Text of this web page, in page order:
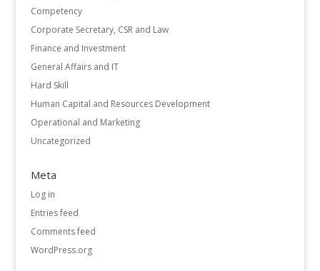
Competency
Corporate Secretary, CSR and Law
Finance and Investment
General Affairs and IT
Hard Skill
Human Capital and Resources Development
Operational and Marketing
Uncategorized
Meta
Log in
Entries feed
Comments feed
WordPress.org